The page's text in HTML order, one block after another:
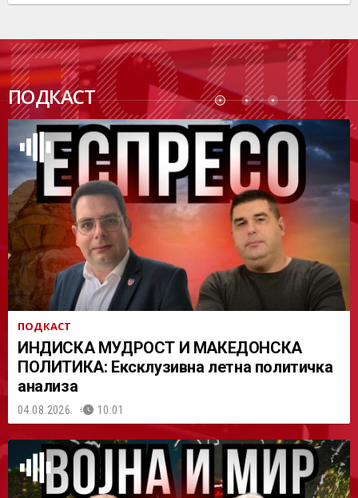
ПОДКАСТ
ПОДК
АСТ
ПОДКАСТ
ИНДИСКА МУДРОСТ И МАКЕДОНСКА
ПОЛИТИКА: Ексклузивна летна политичка
анализа
04.08.2026. 10:01